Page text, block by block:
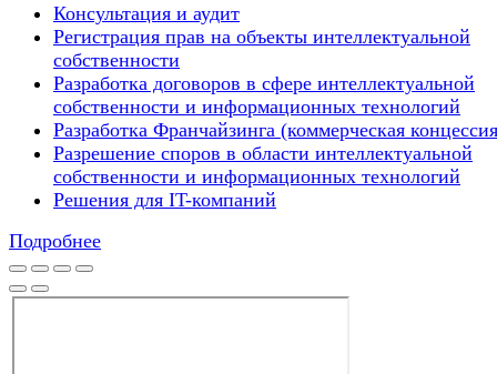
Консультация и аудит
Регистрация прав на объекты интеллектуальной
собственности
Разработка договоров в сфере интеллектуальной
собственности и информационных технологий
Разработка Франчайзинга (коммерческая
Разрешение споров в области интеллектуальной
собственности и информационных технологий
Решения для IT-компаний
Подробнее